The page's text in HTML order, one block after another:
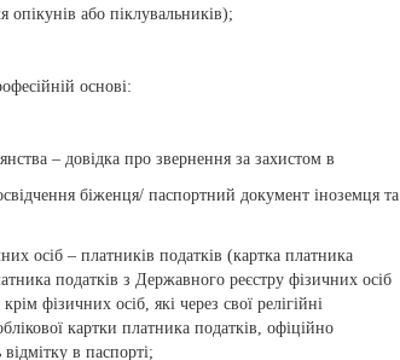
опікунів або піклувальників);
основі:
– довідка про звернення за захистом в
біженця/ паспортний документ іноземця та
осіб – платників податків (картка платника
податків з Державного реєстру фізичних осіб
фізичних осіб, які через свої релігійні
картки платника податків, офіційно
в паспорті;